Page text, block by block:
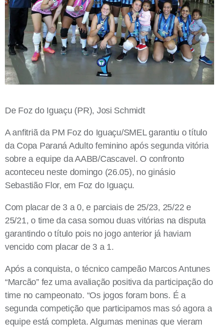
De Foz do Iguaçu (PR), Josi Schmidt
A anfitriã da PM Foz do Iguaçu/SMEL garantiu o título
da Copa Paraná Adulto feminino após segunda vitória
sobre a equipe da AABB/Cascavel. O confronto
aconteceu neste domingo (26.05), no ginásio
Sebastião Flor, em Foz do Iguaçu.
Com placar de 3 a 0, e parciais de 25/23, 25/22 e
25/21, o time da casa somou duas vitórias na disputa
garantindo o título pois no jogo anterior já haviam
vencido com placar de 3 a 1.
Após a conquista, o técnico campeão Marcos Antunes
“Marcão” fez uma avaliação positiva da participação do
time no campeonato. “Os jogos foram bons. É a
segunda competição que participamos mas só agora a
equipe está completa. Algumas meninas que vieram